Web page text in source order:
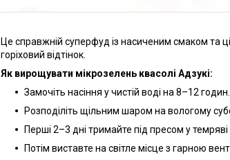
Це справжній суперфуд із насиченим смаком та
горіховий відтінок.
Як вирощувати мікрозелень квасолі Адзукі:
Замочіть насіння у чистій воді на 8–12 годин.
Розподіліть щільним шаром на вологому
Перші 2–3 дні тримайте під пресом у
Потім виставте на світле місце з гарною